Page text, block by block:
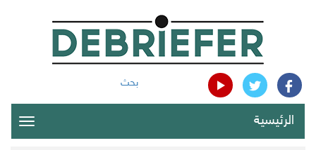
بحث
الرئيسية